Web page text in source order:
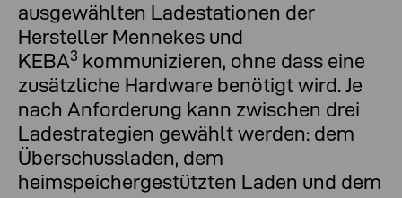
ausgewählten Ladestationen der
Hersteller Mennekes und
KEBA3 kommunizieren, ohne dass eine
zusätzliche Hardware benötigt wird. Je
nach Anforderung kann zwischen drei
Ladestrategien gewählt werden: dem
Überschussladen, dem
heimspeichergestützten Laden und dem